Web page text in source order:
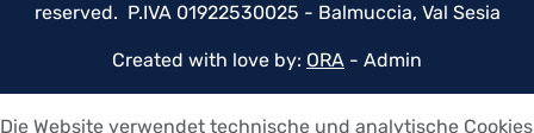
reserved. P.IVA 01922530025 - Balmuccia, Val Sesia
Created with love by: ORA - Admin
Die Website verwendet technische und analytische Cookies